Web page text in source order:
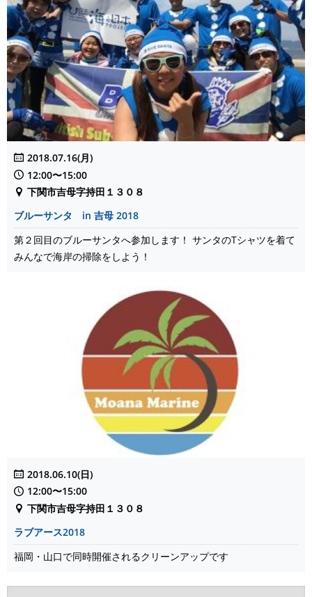
2018.07.16(月)
12:00〜15:00
下関市吉母字持田１３０８
ブルーサンタ in 吉母 2018
第２回目のブルーサンタへ参加します！ サンタのTシャツを着て
みんなで海岸の掃除をしよう！
2018.06.10(日)
12:00〜15:00
下関市吉母字持田１３０８
ラブアース2018
福岡・山口で同時開催されるクリーンアップです